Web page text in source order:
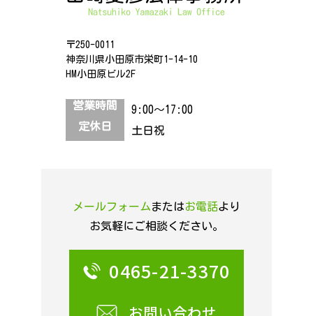
〒250-0011
神奈川県小田原市栄町1-14-10
HM小田原ビル2F
営業時間
9:00～17:00
定休日
土日祝
メールフォームまたはお電話より
お気軽にご相談ください。
0465-21-3370